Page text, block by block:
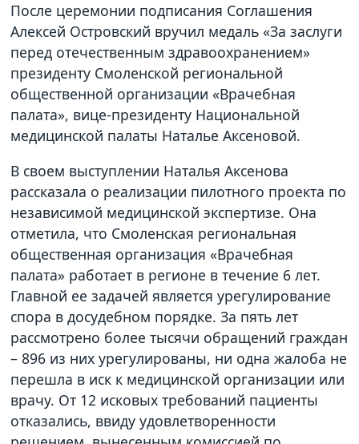
После церемонии подписания Соглашения
Алексей Островский вручил медаль «За заслуги
перед отечественным здравоохранением»
президенту Смоленской региональной
общественной организации «Врачебная
палата», вице-президенту Национальной
медицинской палаты Наталье Аксеновой.
В своем выступлении Наталья Аксенова
рассказала о реализации пилотного проекта по
независимой медицинской экспертизе. Она
отметила, что Смоленская региональная
общественная организация «Врачебная
палата» работает в регионе в течение 6 лет.
Главной ее задачей является урегулирование
спора в досудебном порядке. За пять лет
рассмотрено более тысячи обращений граждан
– 896 из них урегулированы, ни одна жалоба не
перешла в иск к медицинской организации или
врачу. От 12 исковых требований пациенты
отказались, ввиду удовлетворенности